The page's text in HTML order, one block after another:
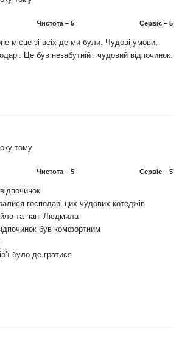
Чистота – 5 Сервіс – 5
місце зі всіх де ми були. Чудові умови,
Це був незабутній і чудовий відпочинок.
тому
Чистота – 5 Сервіс – 5
господарі цих чудових котеджів
та пані Людмила
був комфортним
було де гратися